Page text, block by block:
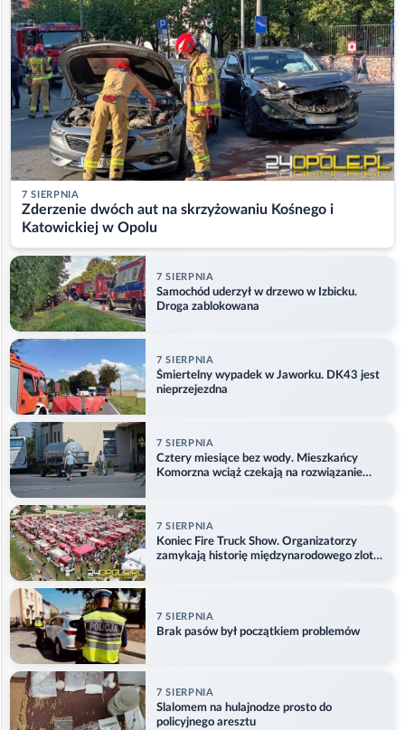
7 SIERPNIA
Zderzenie dwóch aut na skrzyżowaniu Kośnego i
Katowickiej w Opolu
7 SIERPNIA
Samochód uderzył w drzewo w Izbicku.
Droga zablokowana
7 SIERPNIA
Śmiertelny wypadek w Jaworku. DK43 jest
nieprzejezdna
7 SIERPNIA
Cztery miesiące bez wody. Mieszkańcy
Komorzna wciąż czekają na rozwiązanie
7 SIERPNIA
Koniec Fire Truck Show. Organizatorzy
zamykają historię międzynarodowego zlotu
7 SIERPNIA
Brak pasów był początkiem problemów
7 SIERPNIA
Slalomem na hulajnodze prosto do
policyjnego aresztu